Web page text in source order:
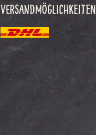
VERSANDMÖGLICHKEITEN